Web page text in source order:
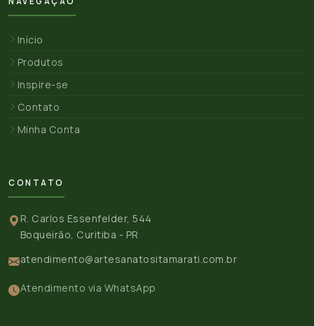
Início
Produtos
Inspire-se
Contato
Minha Conta
CONTATO
R. Carlos Essenfelder, 544
Boqueirão, Curitiba - PR
atendimento@artesanatositamarati.com.br
Atendimento via WhatsApp